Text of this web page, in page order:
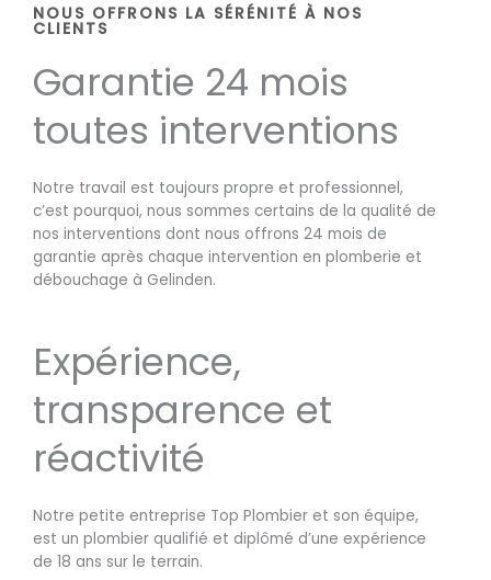
NOUS OFFRONS LA SÉRÉNITÉ À NOS
CLIENTS
Garantie 24 mois
toutes interventions
Notre travail est toujours propre et professionnel,
c’est pourquoi, nous sommes certains de la qualité de
nos interventions dont nous offrons 24 mois de
garantie après chaque intervention en plomberie et
débouchage à Gelinden.
Expérience,
transparence et
réactivité
Notre petite entreprise Top Plombier et son équipe,
est un plombier qualifié et diplômé d’une expérience
de 18 ans sur le terrain.